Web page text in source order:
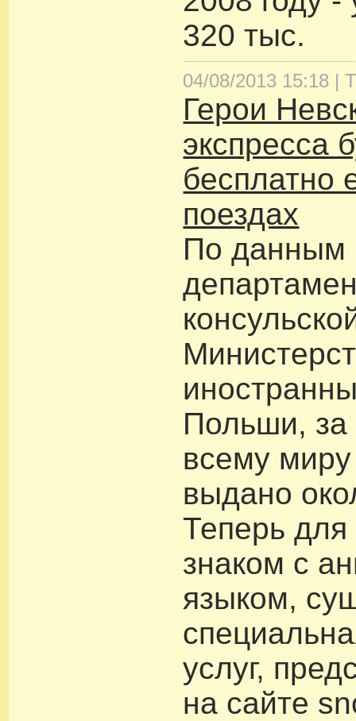
320 тыс.
04/08/2013 15:18 |
Герои
экспресса
бесплатно
поездах
По данным
Польши,
всему
выдано
Теперь для
знаком с
языком,
услуг,
на сайте